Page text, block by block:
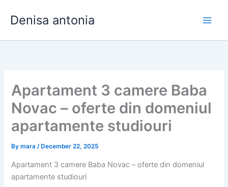
Denisa antonia
Apartament 3 camere Baba
Novac – oferte din domeniul
apartamente studiouri
Bymara/ December 22, 2025
Apartament 3 camere Baba Novac – oferte din domeniul
apartamente studiouri